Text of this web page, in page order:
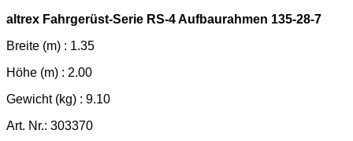
altrex Fahrgerüst-Serie RS-4 Aufbaurahmen 135-28-7
Breite (m) : 1.35
Höhe (m) : 2.00
Gewicht (kg) : 9.10
Art. Nr.: 303370